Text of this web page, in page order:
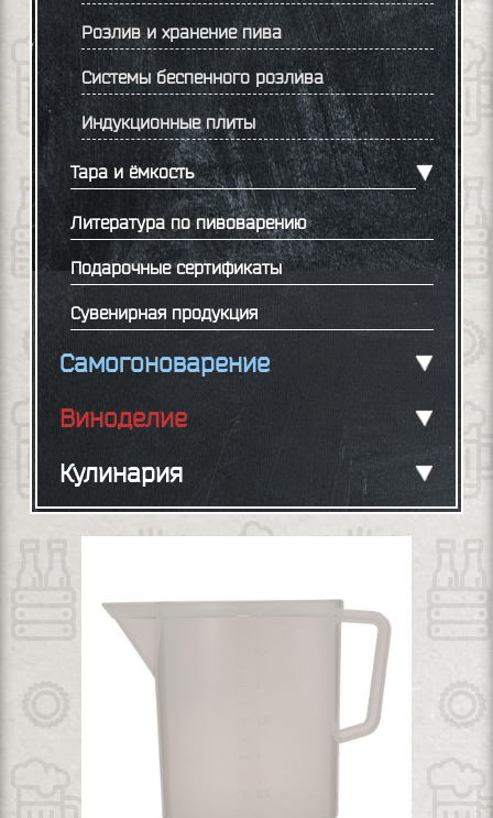
Розлив и хранение пива
Системы беспенного розлива
Индукционные плиты
Тара и ёмкость
Литература по пивоварению
Подарочные сертификаты
Сувенирная продукция
Самогоноварение
Виноделие
Кулинария